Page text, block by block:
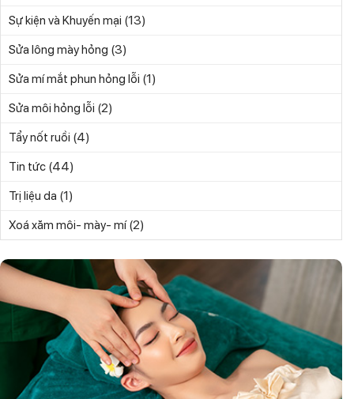
Sự kiện và Khuyến mại (13)
Sửa lông mày hỏng (3)
Sửa mí mắt phun hỏng lỗi (1)
Sửa môi hỏng lỗi (2)
Tẩy nốt ruồi (4)
Tin tức (44)
Trị liệu da (1)
Xoá xăm môi- mày- mí(2)